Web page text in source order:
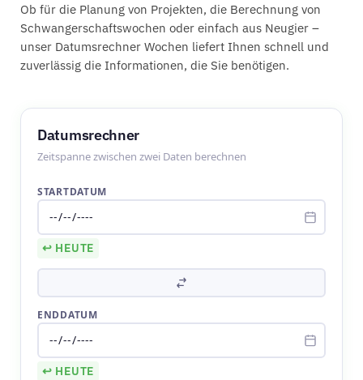
Ob für die Planung von Projekten, die Berechnung von
Schwangerschaftswochen oder einfach aus Neugier –
unser Datumsrechner Wochen liefert Ihnen schnell und
zuverlässig die Informationen, die Sie benötigen.
Datumsrechner
Zeitspanne zwischen zwei Daten berechnen
STARTDATUM
↩ HEUTE
ENDDATUM
↩ HEUTE